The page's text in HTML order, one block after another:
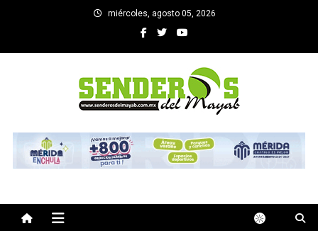
miércoles, agosto 05, 2026
SENDEROS DEL MAYAB